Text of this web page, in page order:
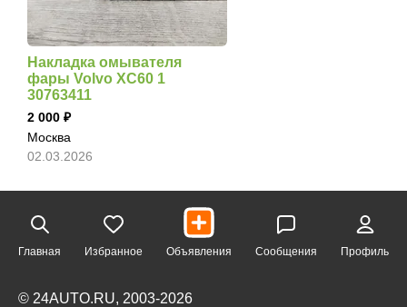
Накладка омывателя
фары Volvo XC60 1
30763411
2 000
Москва
02.03.2026
Главная Избранное Объявления Сообщения Профиль
© 24AUTO.RU, 2003-2026